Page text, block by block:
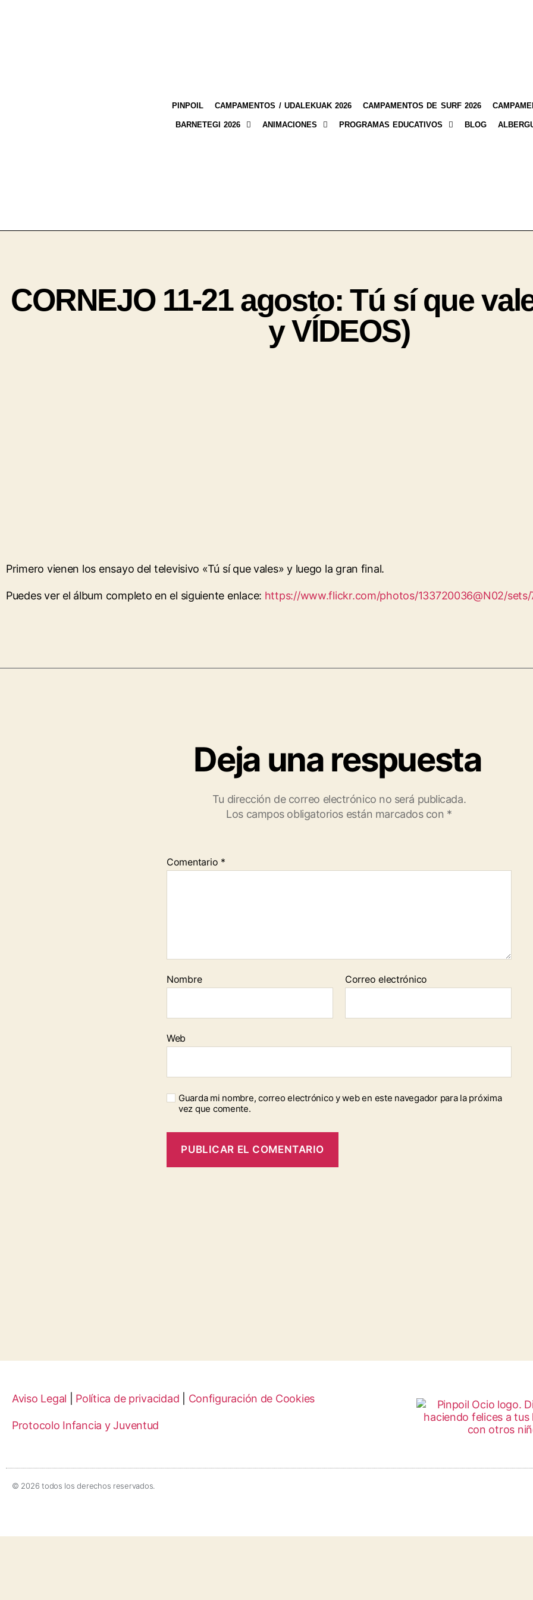
PINPOIL CAMPAMENTOS / UDALEKUAK 2026 CAMPAMENTOS DE SURF 2026
BARNETEGI 2026 ANIMACIONES PROGRAMAS EDUCATIVOS BLOG
CORNEJO 11-21 agosto: Tú sí que
y VÍDEOS)
Primero vienen los ensayo del televisivo «Tú sí que vales» y luego la gran final.
Puedes ver el álbum completo en el siguiente enlace: https://www.flickr.com/photos/133720036@N02/sets/
Deja una respuesta
Tu dirección de correo electrónico no será publicada.
Los campos obligatorios están marcados con *
Comentario *
Nombre Correo electrónico
Web
Guarda mi nombre, correo electrónico y web en este navegador para la próxima
vez que comente.
Aviso Legal Política de privacidad Configuración de Cookies
Protocolo Infancia y Juventud
© 2026 todos los derechos reservados.